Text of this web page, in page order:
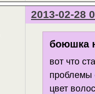
2013-02-28
боюшка
вот что
проблемы
цвет